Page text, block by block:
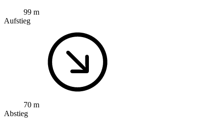
99 m
Aufstieg
70 m
Abstieg